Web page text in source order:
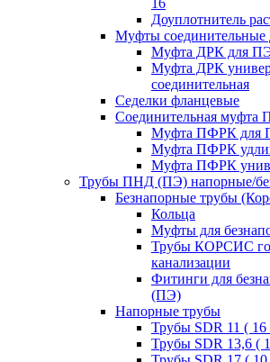
16
Доуплотнитель
Муфты
Муфта ДРК для
Муфта ДРК
соединительная
Седелки фланцевые
Соединительная
Муфта ПФРК для
Муфта ПФРК
Муфта ПФРК
Трубы ПНД (ПЭ) напорные/
Безнапорные трубы
Кольца
Муфты для
Трубы КОРСИС
канализации
Фитинги для
(ПЭ)
Напорные трубы
Трубы SDR 11 ( 16
Трубы SDR 13,6 (